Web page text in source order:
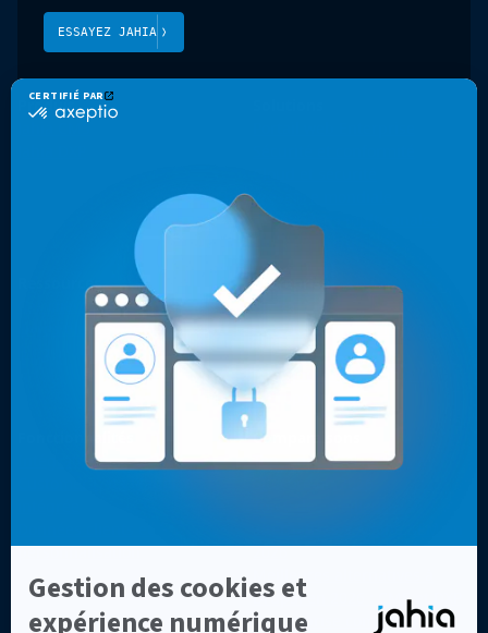
ESSAYEZ JAHIA
Produit
Jahia CMS
Présence mondiale
Expériences multicanales
Ressources
Cas clients
Livres blancs, vidéos & autres
Entreprise
Contact
Pourquoi les développeurs
choisissent Jahia ?
Pourquoi choisir Jahia ?
À propos
Intégrations
personnalisation
Comparaisons
Top 7 des alternatives à
2026
Meilleures alternatives à
Drupal en 2026 : CMS et DXP
d'entreprise comparés